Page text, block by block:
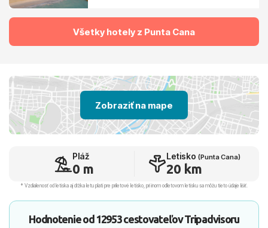
Všetky hotely z Punta Cana
Zobraziť na mape
Pláž
0 m
Letisko (Punta Cana)
20 km
* Vzdialenosť od letiska aj dľžka letu platí pre príletové letisko, pri inom odletovom letisku sa môžu tieto údaje líšiť.
Hodnotenie od 12953 cestovateľovTripadvisoru